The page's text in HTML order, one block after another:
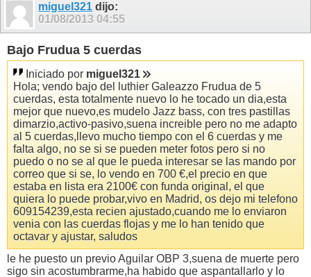
miguel321 dijo:
01/08/2013 04:55
Bajo Frudua 5 cuerdas
Iniciado por miguel321
Hola; vendo bajo del luthier Galeazzo Frudua de 5
cuerdas, esta totalmente nuevo lo he tocado un dia,esta
mejor que nuevo,es mudelo Jazz bass, con tres pastillas
dimarzio,activo-pasivo,suena increible pero no me adapto
al 5 cuerdas,llevo mucho tiempo con el 6 cuerdas y me
falta algo, no se si se pueden meter fotos pero si no
puedo o no se al que le pueda interesar se las mando por
correo que si se, lo vendo en 700 €,el precio en que
estaba en lista era 2100€ con funda original, el que
quiera lo puede probar,vivo en Madrid, os dejo mi telefono
609154239,esta recien ajustado,cuando me lo enviaron
venia con las cuerdas flojas y me lo han tenido que
octavar y ajustar, saludos
le he puesto un previo Aguilar OBP 3,suena de muerte pero
sigo sin acostumbrarme,ha habido que aspantallarlo y lo